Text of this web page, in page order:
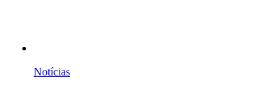
Notícias